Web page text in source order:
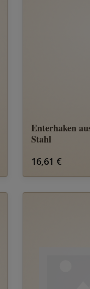
Enterhaken
Stahl
Regulärer
16,61 €